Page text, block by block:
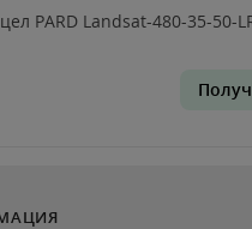
PARD Landsat-480-35-50-